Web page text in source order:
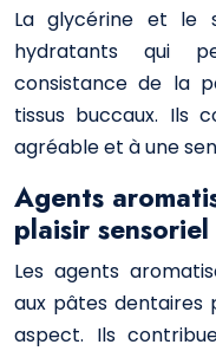
La glycérine et le
hydratants qui
consistance de la
tissus buccaux. Ils
agréable et à une
Agents
plaisir sensoriel
Les agents
aux pâtes dentaires
aspect. Ils